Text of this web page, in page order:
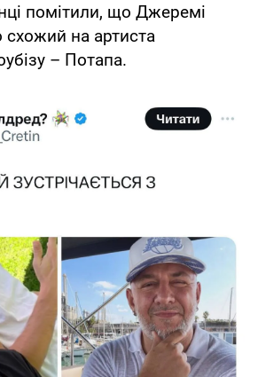
помітили, що Джеремі
на артиста
– Потапа.